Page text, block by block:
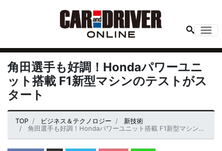
角田選手も好調！Hondaパワーユニ
ット搭載 F1新型マシンのテストがス
タート
TOP ビジネス＆テクノロジー
新技術
角田選手も好調！Hondaパワーユニット搭載 F1新型マシンのテストがスタート